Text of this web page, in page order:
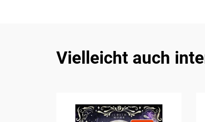
Vielleicht auch